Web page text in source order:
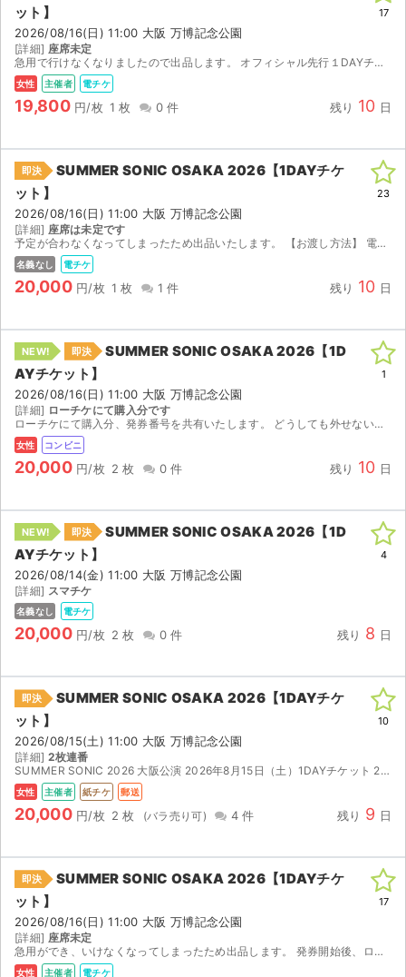
ット】
2026/08/16(日) 11:00 大阪 万博記念公園
[詳細] 座席未定
急用で行けなくなりましたので出品します。 オフィシャル先行１DAYチケットです。 事前にイープラスのアプリのインストールをお願いいたします。ご購入の場合、イープラスのアプリに登録済みのメ...
女性 主催者 電チケ
19,800 円/枚 1 枚 0 件 残り 10 日
17
即決
SUMMER SONIC OSAKA 2026【1DAYチケ
ット】
2026/08/16(日) 11:00 大阪 万博記念公園
[詳細] 座席は未定です
予定が合わなくなってしまったため出品いたします。 【お渡し方法】 電子チケット（チケットぴあ／イープラス）にて分配いたします。 分配可能になり次第、取引連絡にてURLをお送りします。 【注意...
名義なし 電チケ
20,000 円/枚 1 枚 1 件 残り 10 日
23
NEW! 即決
SUMMER SONIC OSAKA 2026【1D
AYチケット】
2026/08/16(日) 11:00 大阪 万博記念公園
[詳細] ローチケにて購入分です
ローチケにて購入分、発券番号を共有いたします。 どうしても外せない予定ができたため出品いたします お悩み中の方お気軽にコメントください
女性 コンビニ
20,000 円/枚 2 枚 0 件 残り 10 日
1
NEW! 即決
SUMMER SONIC OSAKA 2026【1D
AYチケット】
2026/08/14(金) 11:00 大阪 万博記念公園
[詳細] スマチケ
名義なし 電チケ
20,000 円/枚 2 枚 0 件 残り 8 日
4
即決
SUMMER SONIC OSAKA 2026【1DAYチケ
ット】
2026/08/15(土) 11:00 大阪 万博記念公園
[詳細] 2枚連番
SUMMER SONIC 2026 大阪公演 2026年8月15日（土）1DAYチケット 2枚連番です。 e+（イープラス）一般発売で購入しました。 現在は未発券ですが、8月8日より発券可...
女性 主催者 紙チケ 郵送
20,000 円/枚 2 枚 4 件 残り 9 日
10
即決
SUMMER SONIC OSAKA 2026【1DAYチケ
ット】
2026/08/16(日) 11:00 大阪 万博記念公園
[詳細] 座席未定
急用ができ、いけなくなってしまったため出品します。 発券開始後、ローチケ電子にて分配します。
女性 主催者 電チケ
17